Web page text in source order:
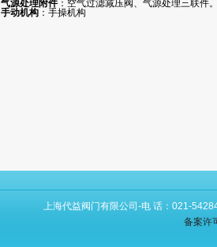
气源处理附件：空气过滤减压阀、气源处理三联件
手动机构 ：手操机构
上海代益阀门有限公司-电 话：021-
备案许